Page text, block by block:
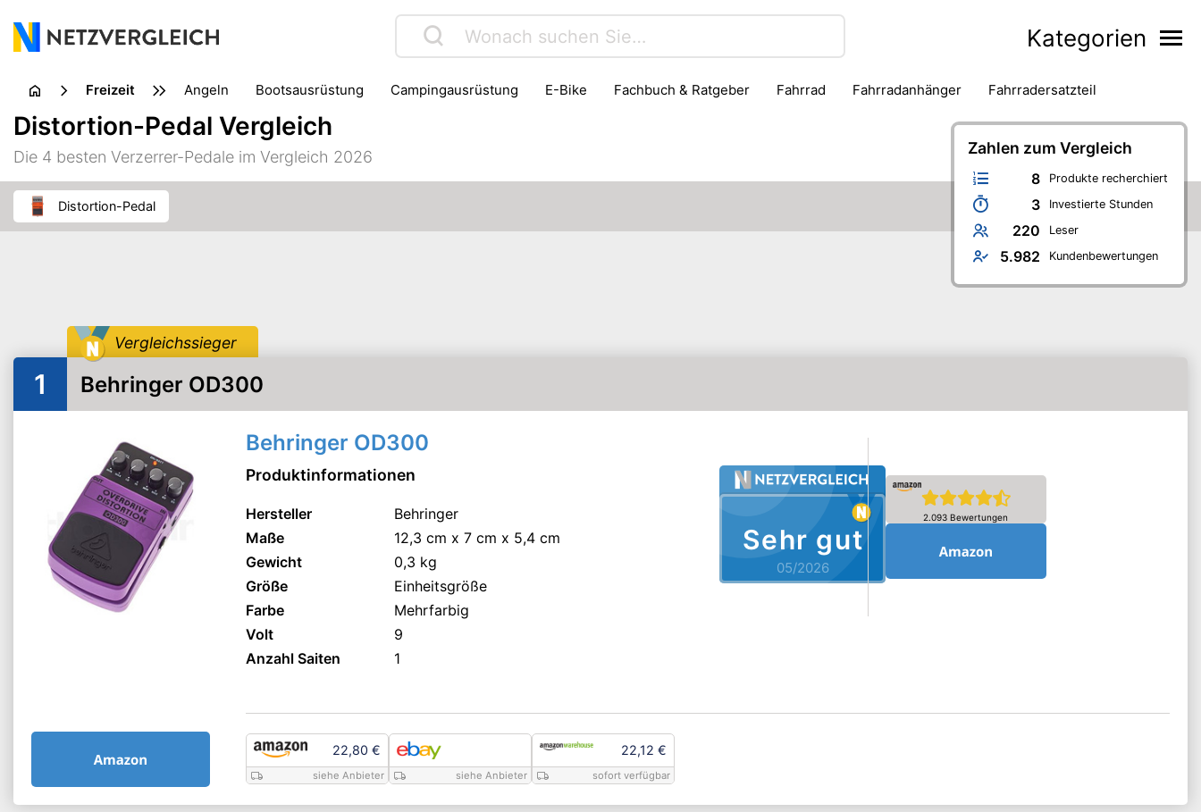
Kategorien
Freizeit Angeln Bootsausrüstung Campingausrüstung E-Bike Fachbuch & Ratgeber Fahrrad Fahrradanhänger
Fahrradersatzteil
Fahrradzubehör
Handarbeit Koch- & Backbuch
Malen & Basteln
Musikinstrument
Outdoor Parkspiele Picknick Selbstverteidigung
Skaten
Zahlen zum Vergleich
8 Produkte recherchiert
3 Investierte Stunden
220 Leser
5.982 Kundenbewertungen
Distortion-Pedal Vergleich
Die 4 besten Verzerrer-Pedale im Vergleich 2026
Distortion-Pedal
Vergleichssieger
1 Behringer OD300
Behringer OD300
Produktinformationen
Hersteller
Behringer
Maße
12,3 cm x 7 cm x 5,4 cm
Gewicht
0,3 kg
Größe
Einheitsgröße
Farbe
Mehrfarbig
Volt
9
Anzahl Saiten
1
Sehr gut
05/2026
2.093 Bewertungen
22,80 €
siehe Anbieter siehe Anbieter
22,12 €
sofort verfügbar